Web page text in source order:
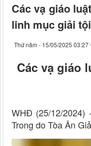
Các vạ giáo
linh mục giải tội
Thứ năm - 15/05/2025 03:27
Các vạ giáo
WHĐ (25/12/
Trong do Tòa Ân